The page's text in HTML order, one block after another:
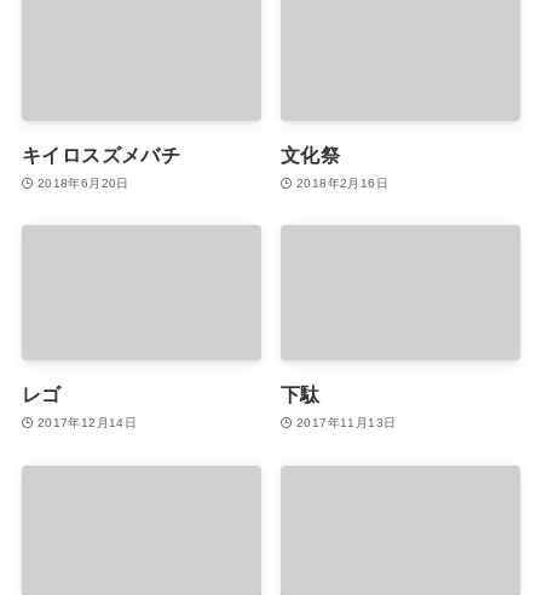
キイロスズメバチ
2018年6月20日
文化祭
2018年2月16日
レゴ
2017年12月14日
下駄
2017年11月13日